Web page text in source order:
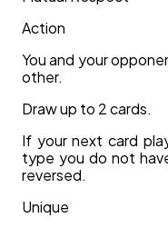
Action
You and your
other.
Draw up to 2 cards.
If your next card
type you do not
reversed.
Unique